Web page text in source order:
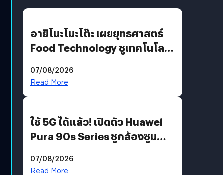
อายิโนะโมะโต๊ะ เผยยุทธศาสตร์
Food Technology ชูเทคโนโลยี
บริโภคและ B2B
07/08/2026
Read More
ใช้ 5G ได้แล้ว! เปิดตัว Huawei
Pura 90s Series ชูกล้องซูม
07/08/2026
Read More